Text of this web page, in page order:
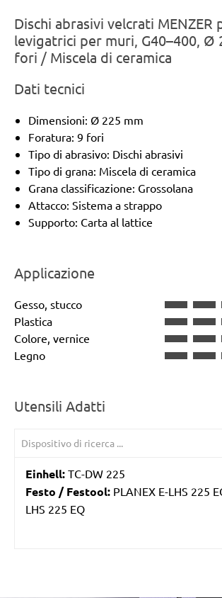
Dischi abrasivi velcrati MENZER
levigatrici per muri, G40–400, Ø
fori / Miscela di ceramica
Dati tecnici
Dimensioni: Ø 225 mm
Foratura: 9 fori
Tipo di abrasivo: Dischi abrasivi
Tipo di grana: Miscela di ceramica
Grana classificazione: Grossolana
Attacco: Sistema a strappo
Supporto: Carta al lattice
Applicazione
Gesso, stucco
Plastica
Colore, vernice
Legno
Utensili Adatti
Einhell: TC-DW 225
Festo / Festool: PLANEX E-LHS 225
LHS 225 EQ